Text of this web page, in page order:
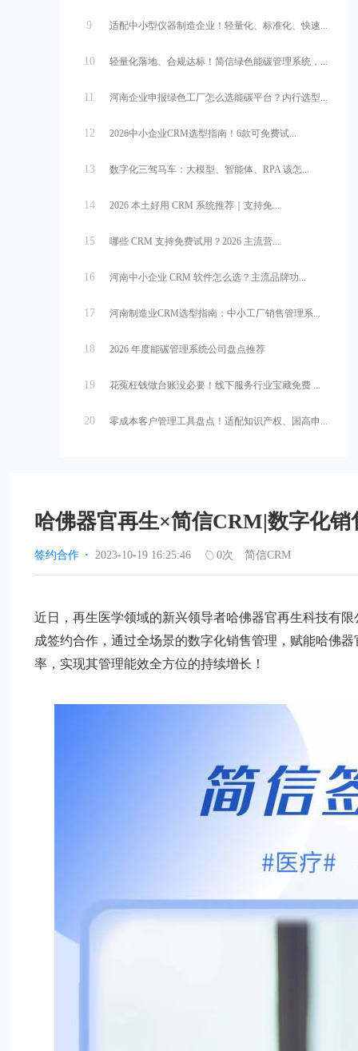
9 适配中小型仪器制造企业！轻量化、标准化、快速...
10 轻量化落地、合规达标！简信绿色能碳管理系统，...
11 河南企业申报绿色工厂怎么选能碳平台？内行选型...
12 2026中小企业CRM选型指南！6款可免费试...
13 数字化三驾马车：大模型、智能体、RPA 该怎...
14 2026 本土好用 CRM 系统推荐｜支持免...
15 哪些 CRM 支持免费试用？2026 主流营...
16 河南中小企业 CRM 软件怎么选？主流品牌功...
17 河南制造业CRM选型指南：中小工厂销售管理系...
18 2026 年度能碳管理系统公司盘点推荐
19 花冤枉钱做台账没必要！线下服务行业宝藏免费 ...
20 零成本客户管理工具盘点！适配知识产权、国高申...
哈佛器官再生×简信CRM|数字化
签约合作 · 2023-10-19 16:25:46 0次 简信CRM
近日，再生医学领域的新兴领导者哈佛器官再生科技有
成签约合作，通过全场景的数字化销售管理，赋能哈佛
率，实现其管理能效全方位的持续增长！